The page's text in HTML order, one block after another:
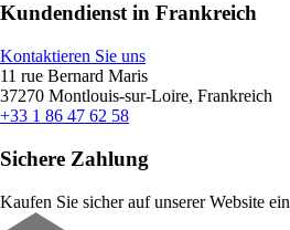
Kundendienst in Frankreich
Kontaktieren Sie uns
11 rue Bernard Maris
37270 Montlouis-sur-Loire, Frankreich
+33 1 86 47 62 58
Sichere Zahlung
Kaufen Sie sicher auf unserer Website ein